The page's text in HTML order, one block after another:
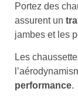
Portez des
assurent un
jambes et les
Les
performance.